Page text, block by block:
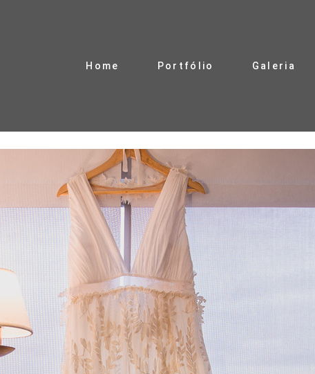
Home Portfólio Galeria